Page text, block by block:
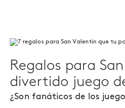
Regalos para
divertido juego
¿Son fanáticos de los